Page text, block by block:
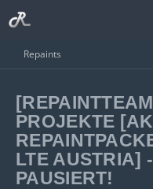
Repaints
PROJEKTE
LTE AUSTRIA]
PAUSIERT!